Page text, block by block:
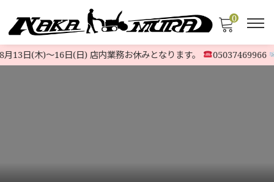
0
13日(木)〜16日(日) 店内業務お休みとなります。 05037469966